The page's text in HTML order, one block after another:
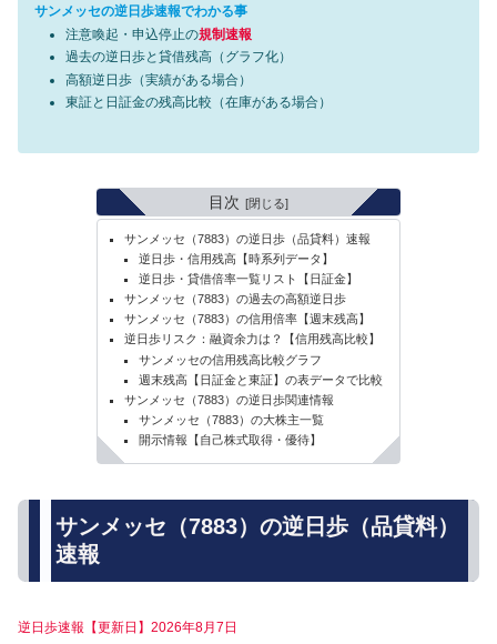
サンメッセの逆日歩速報でわかる事
注意喚起・申込停止の規制速報
過去の逆日歩と貸借残高（グラフ化）
高額逆日歩（実績がある場合）
東証と日証金の残高比較（在庫がある場合）
目次
サンメッセ（7883）の逆日歩（品貸料）速報
逆日歩・信用残高【時系列データ】
逆日歩・貸借倍率一覧リスト【日証金】
サンメッセ（7883）の過去の高額逆日歩
サンメッセ（7883）の信用倍率【週末残高】
逆日歩リスク：融資余力は？【信用残高比較】
サンメッセの信用残高比較グラフ
週末残高【日証金と東証】の表データで比較
サンメッセ（7883）の逆日歩関連情報
サンメッセ（7883）の大株主一覧
開示情報【自己株式取得・優待】
サンメッセ（7883）の逆日歩（品貸料）
速報
逆日歩速報【更新日】2026年8月7日